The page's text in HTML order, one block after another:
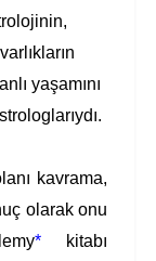
yaşamını
kavrama,
olarak onu
*
kitabı